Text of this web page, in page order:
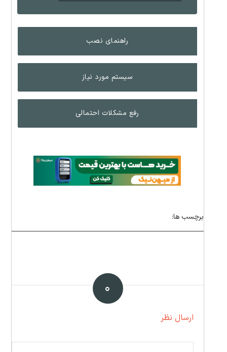
راهنمای نصب
سیستم مورد نیاز
رفع مشکلات احتمالی
برچسب ها:
۰
ارسال نظر